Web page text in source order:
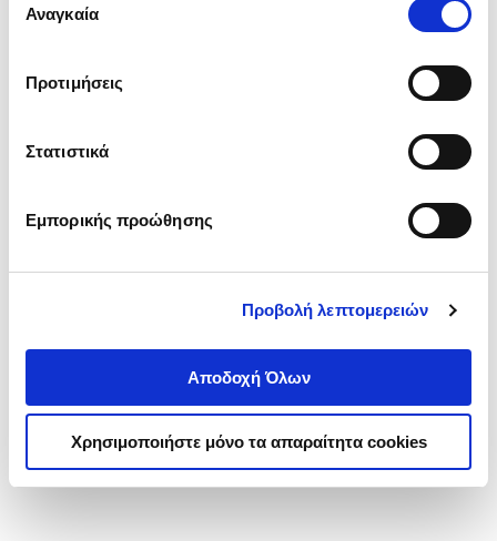
ενδιαφέρουν και να επιλέξετε από τα παρακάτω με την
΄΄και να ενημερωθείτε σχετικά με
συγκατάθεσης
Αναγκαία
Προτιμήσεις
Στατιστικά
Εμπορικής προώθησης
Προβολή λεπτομερειών
Αποδοχή Όλων
Χρησιμοποιήστε μόνο τα απαραίτητα cookies